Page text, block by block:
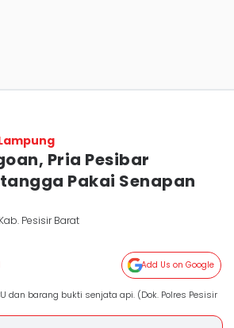
Pria Pesibar
Pakai Senapan
Kab. Pesisir Barat
Add Us on Google
dan barang bukti senjata api. (Dok. Polres Pesisir